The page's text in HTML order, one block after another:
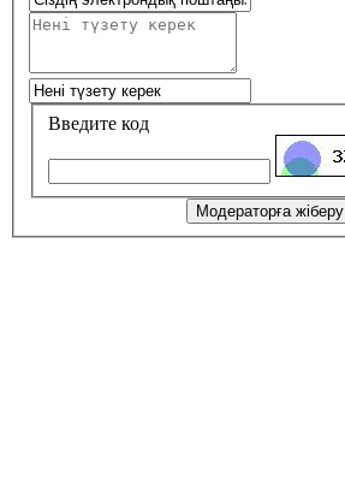
Введите код
Модераторға жіберу